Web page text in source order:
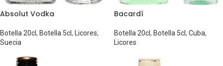
Absolut Vodka
Botella 20cl, Botella 5cl, Licores,
Suecia
Bacardí
Botella 20cl, Botella 5cl, Cuba,
Licores